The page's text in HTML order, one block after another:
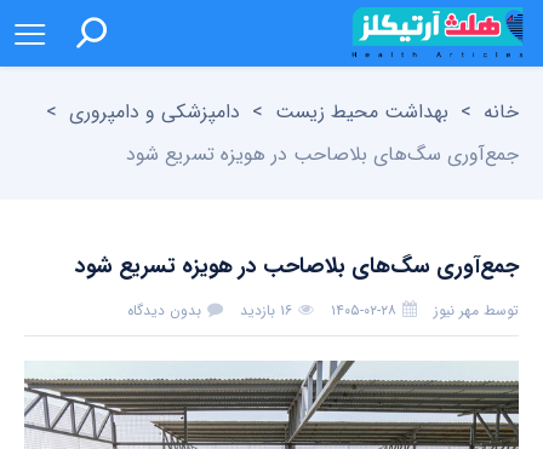
خانه > بهداشت محیط زیست > دامپزشکی و دامپروری >
جمع‌آوری سگ‌های بلاصاحب در هویزه تسریع شود
جمع‌آوری سگ‌های بلاصاحب در هویزه تسریع شود
توسط مهر نیوز ۱۴۰۵-۰۲-۲۸ ۱۶ بازدید بدون دیدگاه